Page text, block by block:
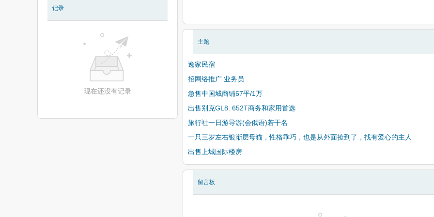
记录
现在还没有记录
主题
逸家民宿
招网络推广 业务员
急售中国城商铺67平/1万
出售别克GL8. 652T商务和家用首选
旅行社一日游导游(会俄语)若干名
一只三岁左右银渐层母猫，性格乖巧，也是从外面捡到了，找有爱心的主人
出售上城国际楼房
留言板